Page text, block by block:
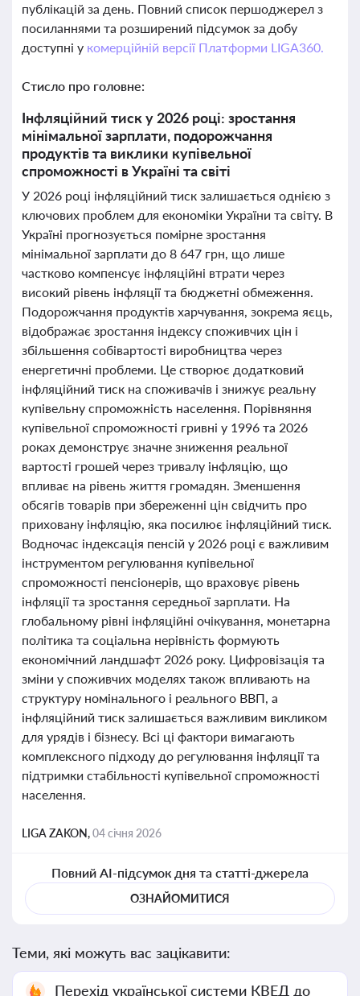
публікацій за день. Повний список першоджерел з
посиланнями та розширений підсумок за добу
доступні у комерційній версії Платформи LIGA360.
Стисло про головне:
Інфляційний тиск у 2026 році: зростання
мінімальної зарплати, подорожчання
продуктів та виклики купівельної
спроможності в Україні та світі
У 2026 році інфляційний тиск залишається однією з
ключових проблем для економіки України та світу. В
Україні прогнозується помірне зростання
мінімальної зарплати до 8 647 грн, що лише
частково компенсує інфляційні втрати через
високий рівень інфляції та бюджетні обмеження.
Подорожчання продуктів харчування, зокрема яєць,
відображає зростання індексу споживчих цін і
збільшення собівартості виробництва через
енергетичні проблеми. Це створює додатковий
інфляційний тиск на споживачів і знижує реальну
купівельну спроможність населення. Порівняння
купівельної спроможності гривні у 1996 та 2026
роках демонструє значне зниження реальної
вартості грошей через тривалу інфляцію, що
впливає на рівень життя громадян. Зменшення
обсягів товарів при збереженні цін свідчить про
приховану інфляцію, яка посилює інфляційний тиск.
Водночас індексація пенсій у 2026 році є важливим
інструментом регулювання купівельної
спроможності пенсіонерів, що враховує рівень
інфляції та зростання середньої зарплати. На
глобальному рівні інфляційні очікування, монетарна
політика та соціальна нерівність формують
економічний ландшафт 2026 року. Цифровізація та
зміни у споживчих моделях також впливають на
структуру номінального і реального ВВП, а
інфляційний тиск залишається важливим викликом
для урядів і бізнесу. Всі ці фактори вимагають
комплексного підходу до регулювання інфляції та
підтримки стабільності купівельної спроможності
населення.
LIGA ZAKON,04 січня 2026
Повний AI-підсумок дня та статті-джерела
ОЗНАЙОМИТИСЯ
Теми, які можуть вас зацікавити:
Перехід української системи КВЕД до